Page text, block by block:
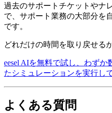
過去のサポートチケットやナ
で、サポート業務の大部分を
です。
どれだけの時間を取り戻せる
eesel AIを無料で試し、わず
たシミュレーションを実行し
よくある質問